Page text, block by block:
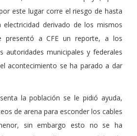
este lugar corre el riesgo de hasta
derivado de los mismos
presentó a CFE un reporte, a los
autoridades municipales y federales
acontecimiento se ha parado a dar
la población se le pidió ayuda,
de arena para esconder los cables
sin embargo esto no se ha